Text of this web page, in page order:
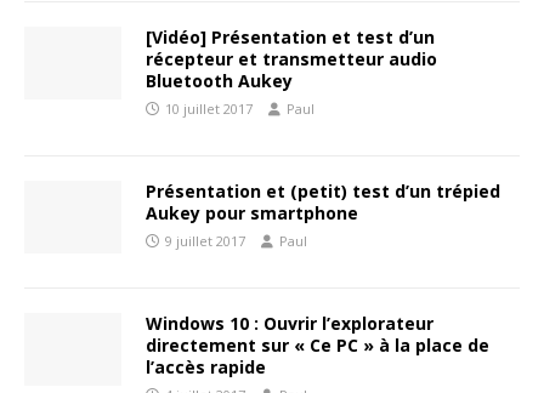
[Vidéo] Présentation et test d’un
récepteur et transmetteur audio
Bluetooth Aukey
10 juillet 2017 Paul
Présentation et (petit) test d’un trépied
Aukey pour smartphone
9 juillet 2017 Paul
Windows 10 : Ouvrir l’explorateur
directement sur « Ce PC » à la place de
l’accès rapide